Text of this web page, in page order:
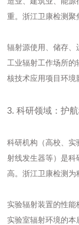
重。浙江卫康检测聚
辐射源使用、储存、
工业辐射工作场所的
核技术应用项目环境
3. 科研领域：护
科研机构（高校、实
射线发生器等）是科
高。浙江卫康检测为
实验辐射装置的性能
实验室辐射环境的本